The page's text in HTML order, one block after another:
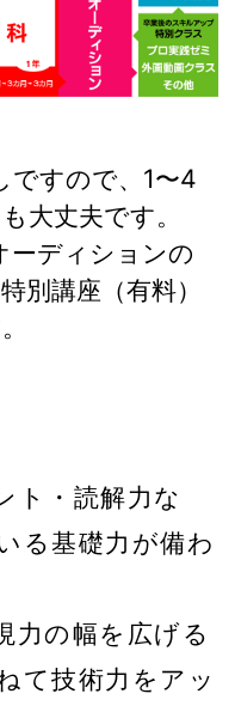
ですので、1〜4
大丈夫です。
ーディションの
別講座（有料）
ト・読解力な
る基礎力が備わ
力の幅を広げる
て技術力をアッ